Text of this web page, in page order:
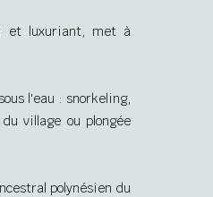
et luxuriant, met à
l'eau : snorkeling,
village ou plongée
polynésien du